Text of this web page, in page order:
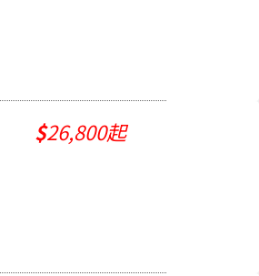
$26,800起